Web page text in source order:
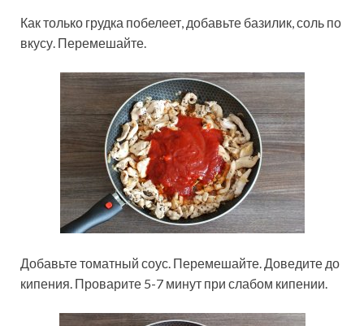
Как только грудка побелеет, добавьте базилик, соль по
вкусу. Перемешайте.
Добавьте томатный соус. Перемешайте. Доведите до
кипения. Проварите 5-7 минут при слабом кипении.